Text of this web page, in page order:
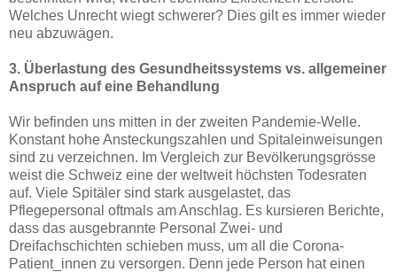
Welches Unrecht wiegt schwerer? Dies gilt es immer wieder
neu abzuwägen.
3. Überlastung des Gesundheitssystems vs. allgemeiner
Anspruch auf eine Behandlung
Wir befinden uns mitten in der zweiten Pandemie-Welle.
Konstant hohe Ansteckungszahlen und Spitaleinweisungen
sind zu verzeichnen. Im Vergleich zur Bevölkerungsgrösse
weist die Schweiz eine der weltweit höchsten Todesraten
auf. Viele Spitäler sind stark ausgelastet, das
Pflegepersonal oftmals am Anschlag. Es kursieren Berichte,
dass das ausgebrannte Personal Zwei- und
Dreifachschichten schieben muss, um all die Corona-
Patient_innen zu versorgen. Denn jede Person hat einen